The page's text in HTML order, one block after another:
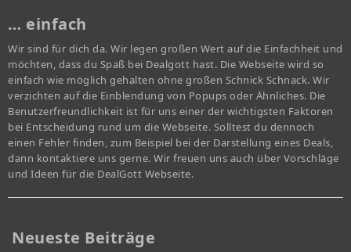
… einfach
Wir sind für dich da. Wir legen großen Wert auf die Einfachheit und
möchten, dass du Spaß bei Dealgott hast. Die Webseite wird so
einfach wie möglich gehalten ohne großen Schnick Schnack. Wir
verzichten auf die Einblendung von Popups oder Ähnliches. Die
Benutzerfreundlichkeit ist für uns einer der wichtigsten Faktoren
bei Entscheidung rund um die Webseite. Solltest du dennoch
einen Fehler finden, zum Beispiel bei der Darstellung eines Deals,
dann kontaktiere uns gerne. Wir freuen uns auch über Vorschläge
und Ideen für die DealGott Webseite.
Neueste Beiträge